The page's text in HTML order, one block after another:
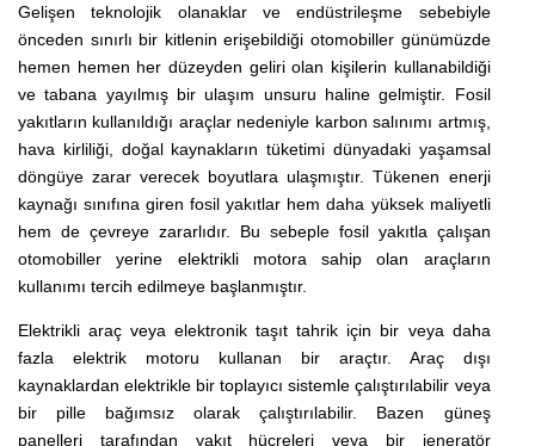
Gelişen teknolojik olanaklar ve endüstrileşme sebebiyle
önceden sınırlı bir kitlenin erişebildiği otomobiller günümüzde
hemen hemen her düzeyden geliri olan kişilerin kullanabildiği
ve tabana yayılmış bir ulaşım unsuru haline gelmiştir. Fosil
yakıtların kullanıldığı araçlar nedeniyle karbon salınımı artmış,
hava kirliliği, doğal kaynakların tüketimi dünyadaki yaşamsal
döngüye zarar verecek boyutlara ulaşmıştır. Tükenen enerji
kaynağı sınıfına giren fosil yakıtlar hem daha yüksek maliyetli
hem de çevreye zararlıdır. Bu sebeple fosil yakıtla çalışan
otomobiller yerine elektrikli motora sahip olan araçların
kullanımı tercih edilmeye başlanmıştır.
Elektrikli araç veya elektronik taşıt tahrik için bir veya daha
fazla elektrik motoru kullanan bir araçtır. Araç dışı
kaynaklardan elektrikle bir toplayıcı sistemle çalıştırılabilir veya
bir pille bağımsız olarak çalıştırılabilir. Bazen güneş
panelleri tarafından yakıt hücreleri veya bir jeneratör